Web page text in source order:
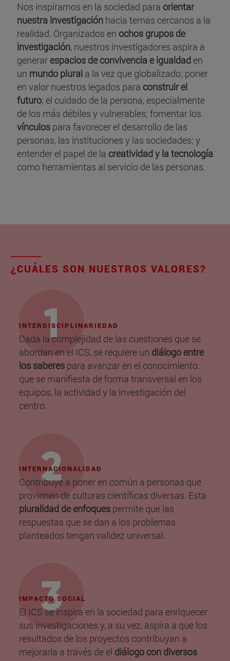
Nos inspiramos en la sociedad para orientar
nuestra investigación hacia temas cercanos a la
realidad. Organizados en ochos grupos de
investigación, nuestros investigadores aspira a
generar espacios de convivencia e igualdad en
un mundo plural a la vez que globalizado; poner
en valor nuestros legados para construir el
futuro; el cuidado de la persona, especialmente
de los más débiles y vulnerables; fomentar los
vínculos para favorecer el desarrollo de las
personas, las instituciones y las sociedades; y
entender el papel de la creatividad y la tecnología
como herramientas al servicio de las personas.
¿CUÁLES SON NUESTROS VALORES?
INTERDISCIPLINARIEDAD
Dada la complejidad de las cuestiones que se
abordan en el ICS, se requiere un diálogo entre
los saberes para avanzar en el conocimiento.
que se manifiesta de forma transversal en los
equipos, la actividad y la investigación del
centro.
INTERNACIONALIDAD
Contribuye a poner en común a personas que
provienen de culturas científicas diversas. Esta
pluralidad de enfoques permite que las
respuestas que se dan a los problemas
planteados tengan validez universal.
IMPACTO SOCIAL
El ICS se inspira en la sociedad para enriquecer
sus investigaciones y, a su vez, aspira a que los
resultados de los proyectos contribuyan a
mejorarla a través de el diálogo con diversos